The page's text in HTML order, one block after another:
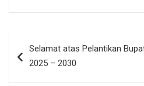
posSelamat atas Pelantikan
2025 – 2030